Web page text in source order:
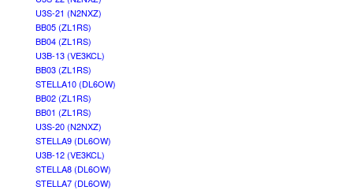
U3S-21 (N2NXZ)
BB05 (ZL1RS)
BB04 (ZL1RS)
U3B-13 (VE3KCL)
BB03 (ZL1RS)
STELLA10 (DL6OW)
BB02 (ZL1RS)
BB01 (ZL1RS)
U3S-20 (N2NXZ)
STELLA9 (DL6OW)
U3B-12 (VE3KCL)
STELLA8 (DL6OW)
STELLA7 (DL6OW)